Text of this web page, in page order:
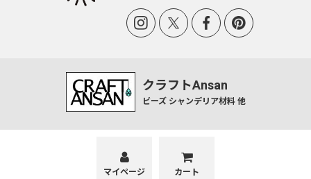
花ぶち型 9906
クラフトAnsan
ビーズ シャンデリア材料 他
マイページ カート